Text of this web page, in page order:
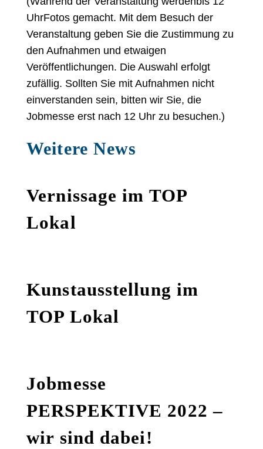
UhrFotos gemacht. Mit dem Besuch der
Veranstaltung geben Sie die Zustimmung zu
den Aufnahmen und etwaigen
Veröffentlichungen. Die Auswahl erfolgt
zufällig. Sollten Sie mit Aufnahmen nicht
einverstanden sein, bitten wir Sie, die
Jobmesse erst nach 12 Uhr zu besuchen.)
Weitere News
Vernissage im TOP
Lokal
Kunstausstellung im
TOP Lokal
Jobmesse
PERSPEKTIVE 2022 –
wir sind dabei!